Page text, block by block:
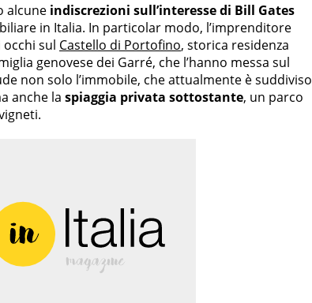
alcune indiscrezioni sull’interesse di Bill Gates
in Italia. In particolar modo, l’imprenditore
sul Castello di Portofino, storica residenza
genovese dei Garré, che l’hanno messa sul
non solo l’immobile, che attualmente è suddiviso
anche la spiaggia privata sottostante, un parco